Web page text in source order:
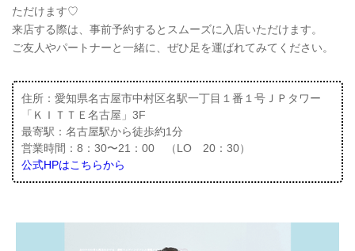
ただけます♡
来店する際は、事前予約するとスムーズに入店いただけます。
ご友人やパートナーと一緒に、ぜひ足を運ばれてみてください。
住所：愛知県名古屋市中村区名駅⼀丁⽬１番１号ＪＰタワー
「ＫＩＴＴＥ名古屋」3F
最寄駅：名古屋駅から徒歩約1分
営業時間：8：30〜21：00 （LO 20：30）
公式HPはこちらから